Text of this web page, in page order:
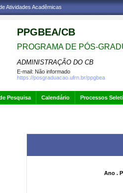
Atividades Acadêmicas
PPGBEA/CB
PROGRAMA DE PÓS-
ADMINISTRAÇÃO DO CB
E-mail: Não informado
https://posgraduacao.ufrn.br/ppgbea
Pesquisa Calendário Processos
Ano .